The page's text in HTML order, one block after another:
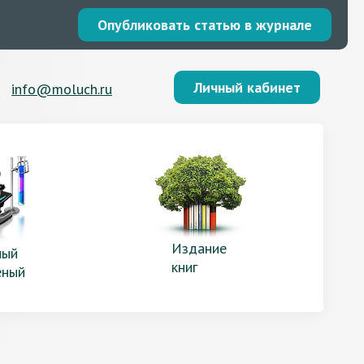
Опубликовать статью в журнале
info@moluch.ru Личный кабинет
Издание
книг